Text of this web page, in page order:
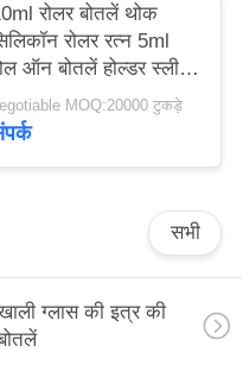
रोलर बोतलें थोक
रोलर रत्न 5ml
ऑन बोतलें होल्डर स्लीव
आवश्यक तेल ले जाने का
यात्रा सुरक्षात्मक कवर
MOQ:20000 टुकड़े
सभी
ग्लास की इत्र की